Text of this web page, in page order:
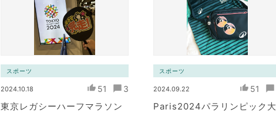
スポーツ
2024.10.18 51 3
東京レガシーハーフマラソン
スポーツ
2024.09.22 51
Paris2024パラリンピック大